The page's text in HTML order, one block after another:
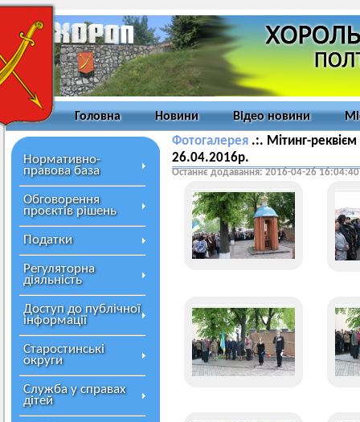
Головна Новини Відео новини
Нормативно-
правова база
Обговорення
проєктів рішень
Податки
Регуляторна
діяльність
Доступ до публічної
інформації
Старостинські
округи
Служба у справах
дітей
Фотогалерея .:. Мітинг-реквієм
26.04.2016р.
Останнє додавання: 2016-04-26 16:04:40